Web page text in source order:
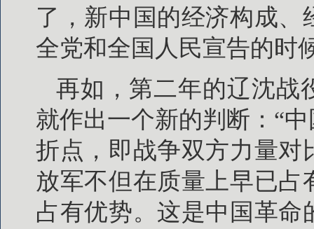
了，新中国的经济构成
全党和全国人民宣告的时
再如，第二年的辽沈战
就作出一个新的判断：“
折点，即战争双方力量对
放军不但在质量上早已
占有优势。这是中国革